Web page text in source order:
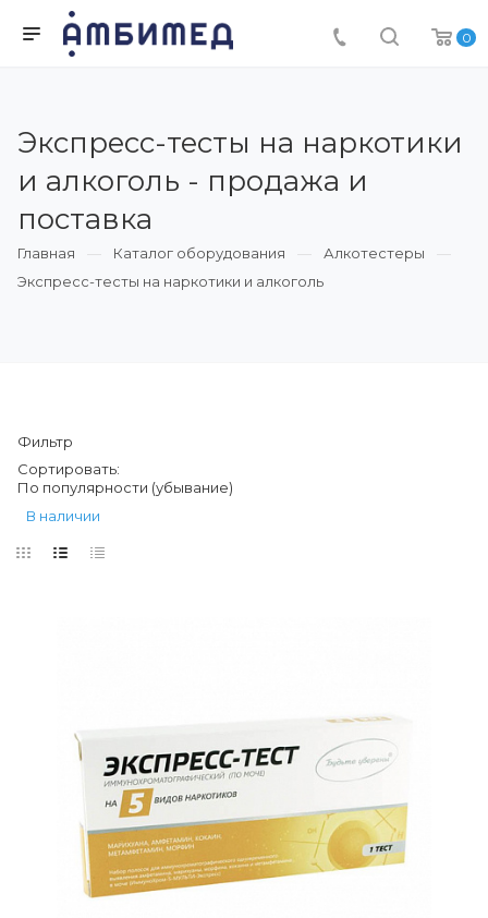
0
Экспресс-тесты на наркотики
и алкоголь - продажа и
поставка
Главная Каталог оборудования
Алкотестеры
Экспресс-тесты на наркотики и алкоголь
Фильтр
Сортировать:
По популярности (убывание)
В наличии